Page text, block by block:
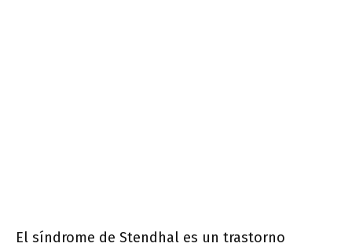
El síndrome de Stendhal es un trastorno